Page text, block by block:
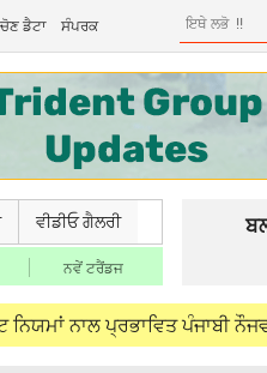
ਚੋਣ ਡੈਟਾ ਸੰਪਰਕ
ਵੀਡੀਓ ਗੈਲਰੀ
ਨਵੇਂ ਟਰੈਂਡਜ
ਪੰਜਾਬੀ ਨੌਜਵਾਨਾਂ ਦੇ